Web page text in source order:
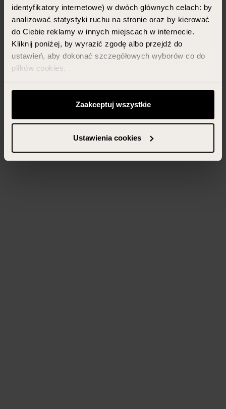
identyfikatory internetowe) w dwóch głównych celach: by
analizować statystyki ruchu na stronie oraz by kierować
do Ciebie reklamy w innych miejscach w internecie.
Kliknij poniżej, by wyrazić zgodę albo przejdź do
ustawień, aby dokonać szczegółowych wyborów co do
plików cookies.
Możesz zawsze zarządzać swoimi zgodami (w tym
odwołać te, których udzieliłeś wcześniej) klikając w
przycisk „Ustawienia cookies” widoczny na samym dole
Więcej informacji znajdziesz w zakładce „Szczegóły”
Zaakceptuj wszystkie
Ustawienia cookies